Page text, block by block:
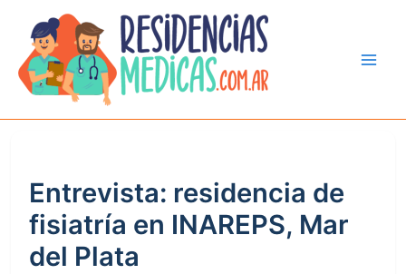
contenido
Entrevista: residencia de
fisiatría en INAREPS, Mar
del Plata